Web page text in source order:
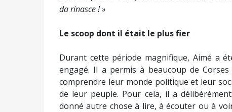
da rinasce ! »
Le scoop dont il était le plus fier
Durant cette période magnifique, Aimé a
engagé. Il a permis à beaucoup de
comprendre leur monde politique et leur
de leur peuple. Pour cela, il a
donné autre chose à lire, à écouter ou à